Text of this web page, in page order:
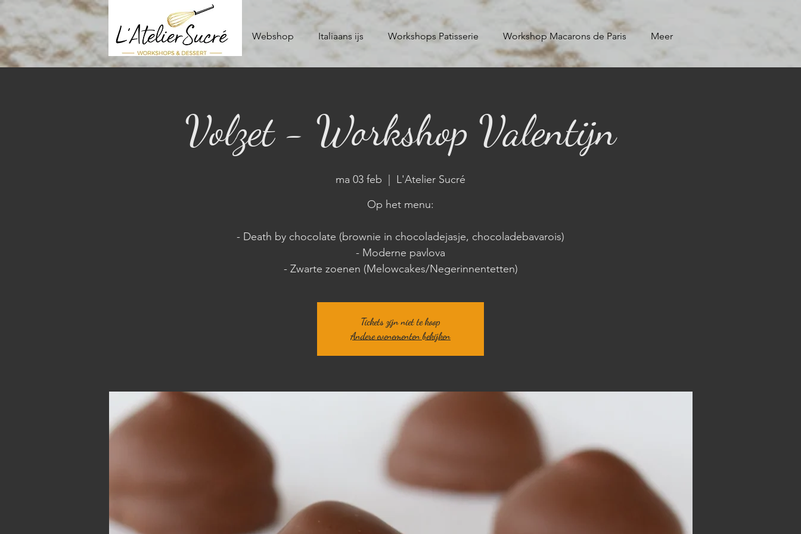
Webshop Italiaans ijs Workshops Patisserie Workshop Macarons de Paris Meer
Volzet - Workshop Valentijn
ma 03 feb
L'Atelier Sucré
Op het menu:
- Death by chocolate (brownie in chocoladejasje, chocoladebavarois)
- Moderne pavlova
Tickets zijn niet te koop
Andere evenementen bekijken